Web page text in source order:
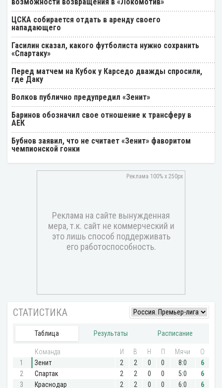
ЦСКА собирается отдать в аренду своего
нападающего
Гасилин сказал, какого футболиста нужно сохранить
«Спартаку»
Перед матчем на Кубок у Карседо дважды спросили,
где Даку
Волков публично предупредил «Зенит»
Баринов обозначил свое отношение к трансферу в
АЕК
Бубнов заявил, что не считает «Зенит» фаворитом
чемпионской гонки